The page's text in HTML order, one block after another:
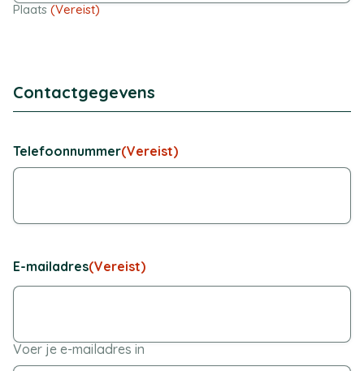
Plaats (Vereist)
Contactgegevens
Telefoonnummer(Vereist)
E-mailadres(Vereist)
Voer je e-mailadres in